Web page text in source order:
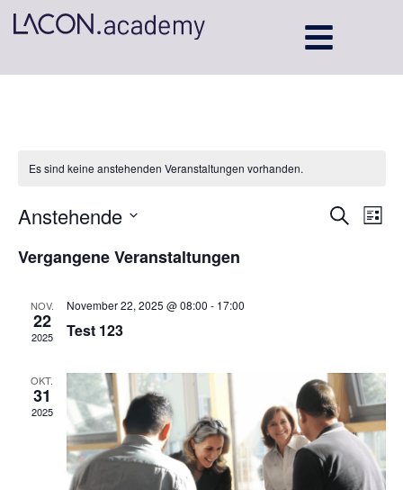
Es sind keine anstehenden Veranstaltungen vorhanden.
SucheListe
Anstehende
wählen.
Vergangene Veranstaltungen
NOV.
22
2025
November 22, 2025 @ 08:00 - 17:00
Test 123
OKT.
31
2025